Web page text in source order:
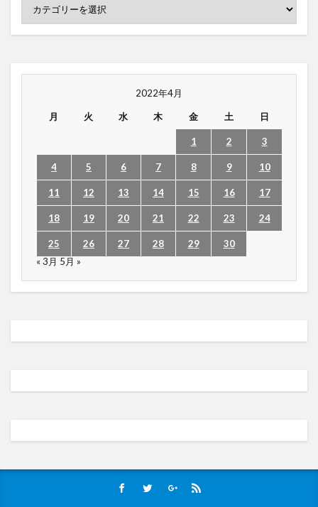
2022年4月
月 火 水 木 金 土 日
1 2 3
4 5 6 7 8 9 10
11 12 13 14 15 16 17
18 19 20 21 22 23 24
25 26 27 28 29
30
« 3月 5月 »